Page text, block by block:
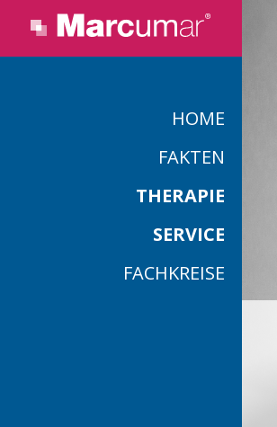
HOME
FAKTEN
THERAPIE
SERVICE
FACHKREISE